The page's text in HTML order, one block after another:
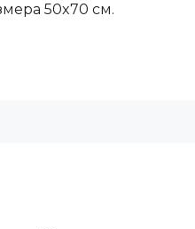
50x70 см.